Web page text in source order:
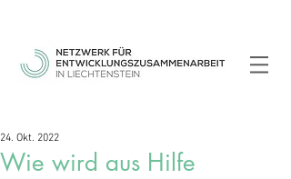
Wie wird aus Hilfe
24. Okt. 2022